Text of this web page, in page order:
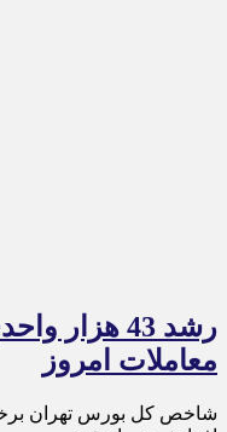
رشد 43
معاملات امروز
شاخص کل بورس تهران